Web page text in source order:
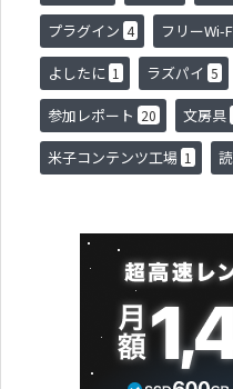
プラグイン 4 フリーWi-
よしたに 1 ラズパイ 5
参加レポート 20 文房具
米子コンテンツ工場 1